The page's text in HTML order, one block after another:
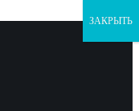
ЗАКРЫТЬ